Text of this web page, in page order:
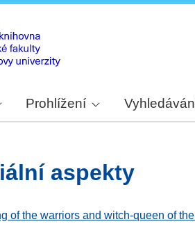
Prohlížení
aspekty
of the warriors and witch-queen of